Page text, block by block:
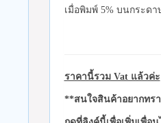
เมื่อพิมพ์ 5% บนกระด
ราคานี้รวม Vat แล้วค่ะ
**สนใจสินค้าอยากทร